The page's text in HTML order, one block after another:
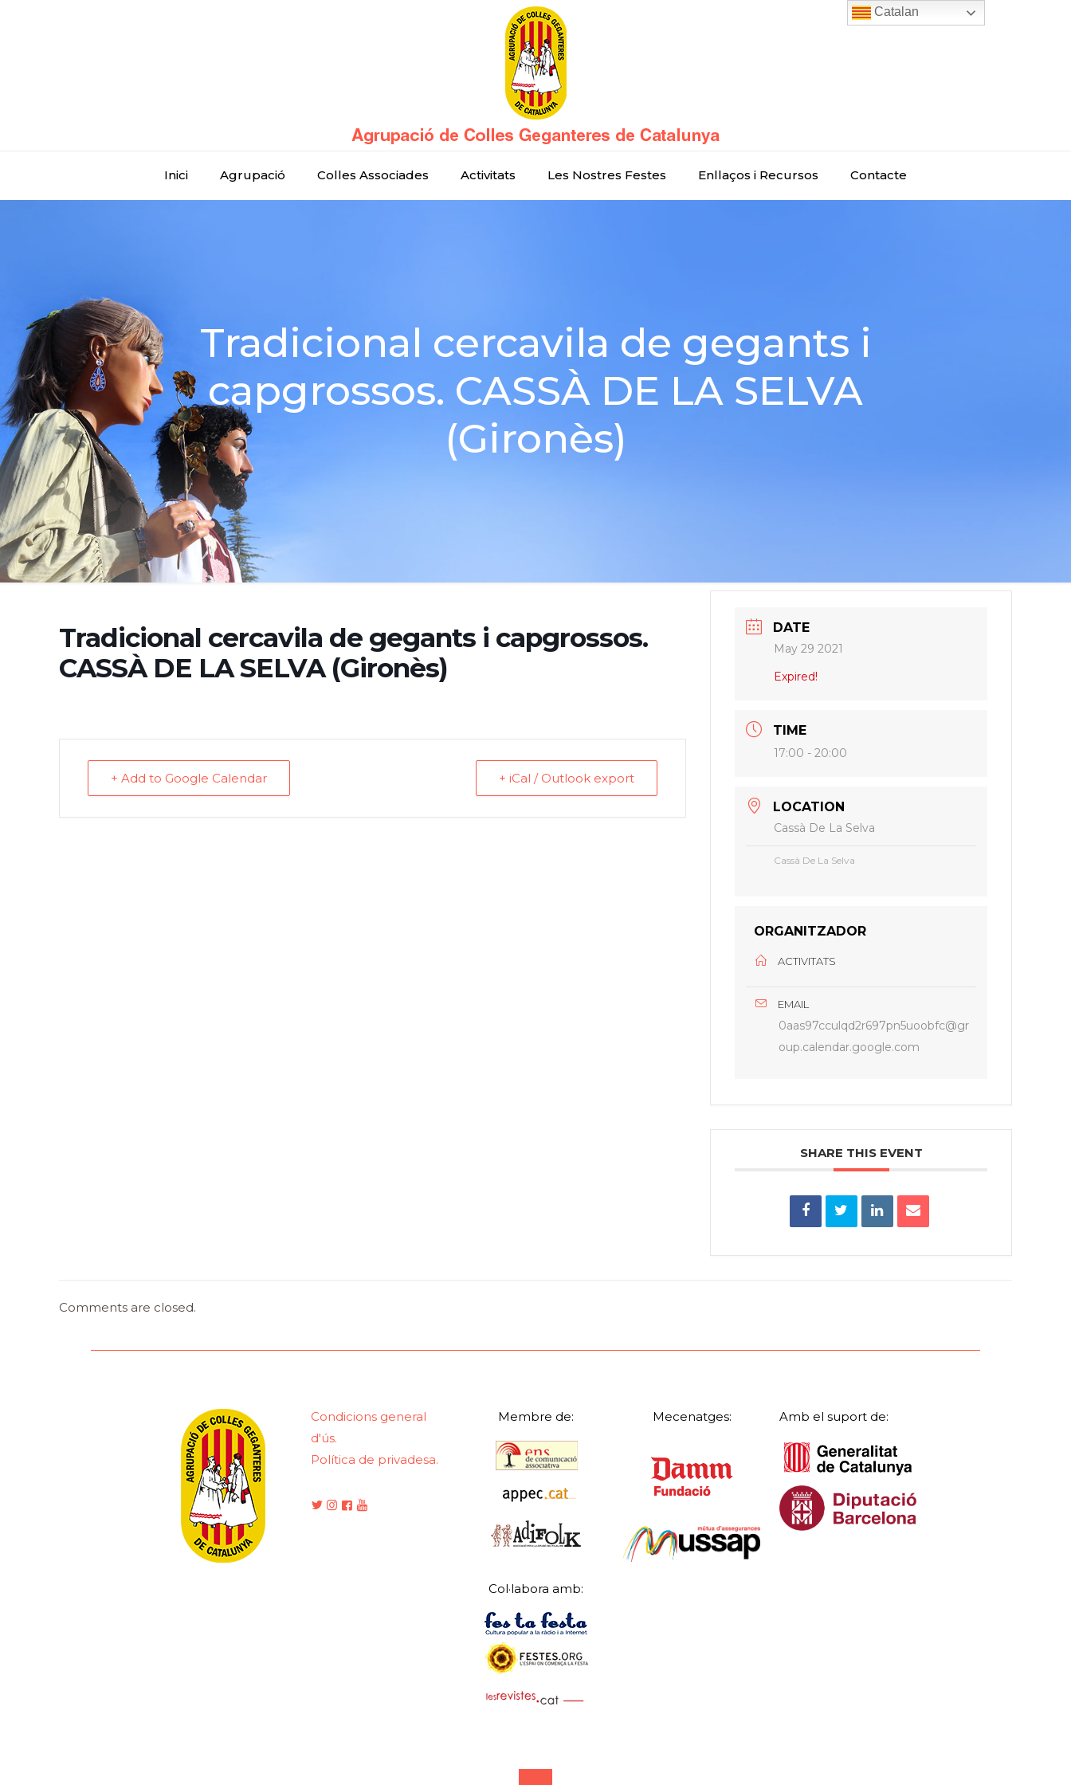
Inici Agrupació Colles Associades Activitats Les Nostres Festes Enllaços i Recursos Contacte
Tradicional cercavila de gegants i
capgrossos. CASSÀ DE LA SELVA
(Gironès)
Tradicional cercavila de gegants i capgrossos.
CASSÀ DE LA SELVA (Gironès)
+ Add to Google Calendar + iCal / Outlook export
DATE
May 29 2021
Expired!
TIME
17:00 - 20:00
LOCATION
Cassà De La Selva
Cassà De La Selva
ORGANITZADOR
ACTIVITATS
EMAIL
0aas97cculqd2r697pn5uoobfc@gr
oup.calendar.google.com
SHARE THIS EVENT
Comments are closed.
Condicions general
d'ús.
Política de privadesa.
Membre de:
Col·labora amb:
Mecenatges: Amb el suport de:
Catalan